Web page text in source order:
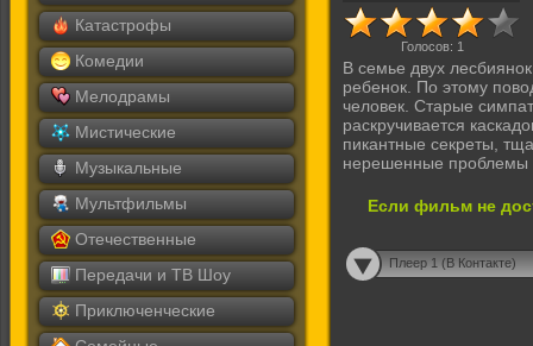
Катастрофы
Комедии
Мелодрамы
Мистические
Музыкальные
Мультфильмы
Отечественные
Передачи и ТВ Шоу
Приключенческие
Голосов: 1
В семье двух
ребенок. По этому
человек. Старые
раскручивается
пикантные секреты,
нерешенные проблемы
Если фильм не
Плеер 1 (В Контакте)